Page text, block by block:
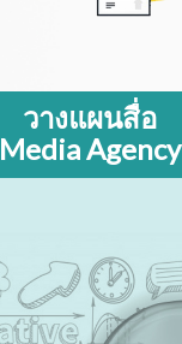
วางแผนสื่อ
Media Agency